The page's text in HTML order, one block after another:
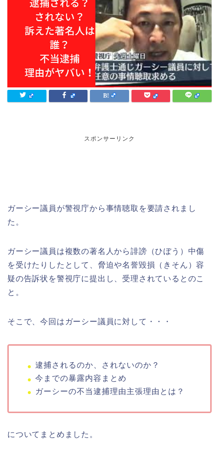
スポンサーリンク
ガーシー議員が警視庁から事情聴取を要請されまし
た。
ガーシー議員は複数の著名人から誹謗（ひぼう）中傷
を受けたりしたとして、脅迫や名誉毀損（きそん）容
疑の告訴状を警視庁に提出し、受理されているとのこ
と。
そこで、今回はガーシー議員に対して・・・
逮捕されるのか、されないのか？
今までの暴露内容まとめ
ガーシーの不当逮捕理由主張理由とは？
についてまとめました。